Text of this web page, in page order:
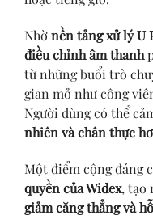
Nhờnền tảng xử lý U
điều chỉnh âm thanh
từ những buổi trò
gian mở như công
Người dùng có thể
nhiên và chân thực
Một điểm cộng đáng
quyền của Widex, tạo
giảm căng thẳng và